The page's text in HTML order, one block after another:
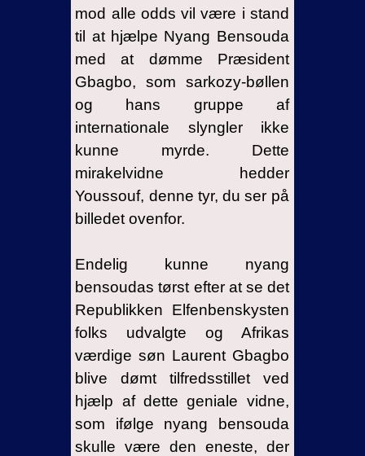
mod alle odds vil være i stand
til at hjælpe Nyang Bensouda
med at dømme Præsident
Gbagbo, som sarkozy-bøllen
og hans gruppe af
internationale slyngler ikke
kunne myrde. Dette
mirakelvidne hedder
Youssouf, denne tyr, du ser på
billedet ovenfor.
Endelig kunne nyang
bensoudas tørst efter at se det
Republikken Elfenbenskysten
folks udvalgte og Afrikas
værdige søn Laurent Gbagbo
blive dømt tilfredsstillet ved
hjælp af dette geniale vidne,
som ifølge nyang bensouda
skulle være den eneste, der